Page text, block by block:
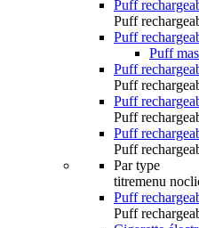
Puff
Puff
Puff
Puff
Puff
Puff
Puff
Puff
Puff
Puff
Par type
titremenu
Puff
Puff